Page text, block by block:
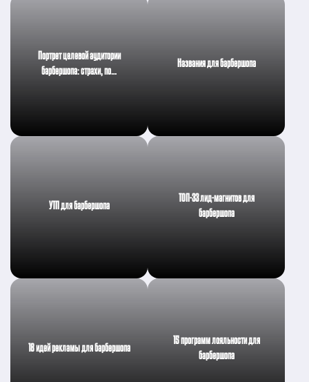
Портрет целевой аудитории
барбершопа: страхи, по…
Названия для барбершопа
УТП для барбершопа
ТОП-33 лид-магнитов для
барбершопа
18 идей рекламы для барбершопа
15 программ лояльности для
барбершопа